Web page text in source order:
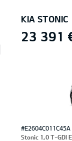
KIA STONIC
23 391
Stonic 1,0 T-GDI